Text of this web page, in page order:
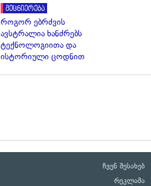
მეცნიერება
როგორ ებრძვის
ავსტრალია ხანძრებს
ტექნოლოგიითა და
ისტორიული ცოდნით
ჩვენ შესახებ
რეკლამა